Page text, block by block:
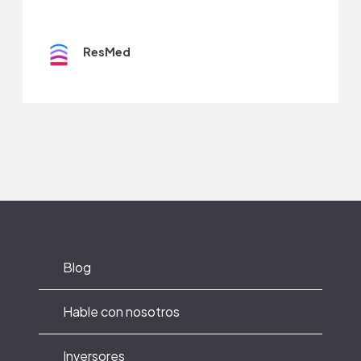
ResMed
Inversores
Hable con nosotros
Blog